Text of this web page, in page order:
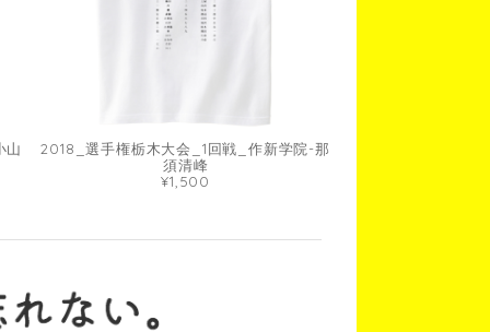
山
2018_選手権栃木大会_1回戦_作新学院-那
須清峰
¥1,500